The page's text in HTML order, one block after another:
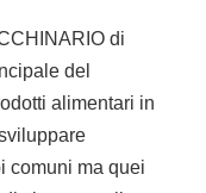
di
del
alimentari in
comuni ma quei